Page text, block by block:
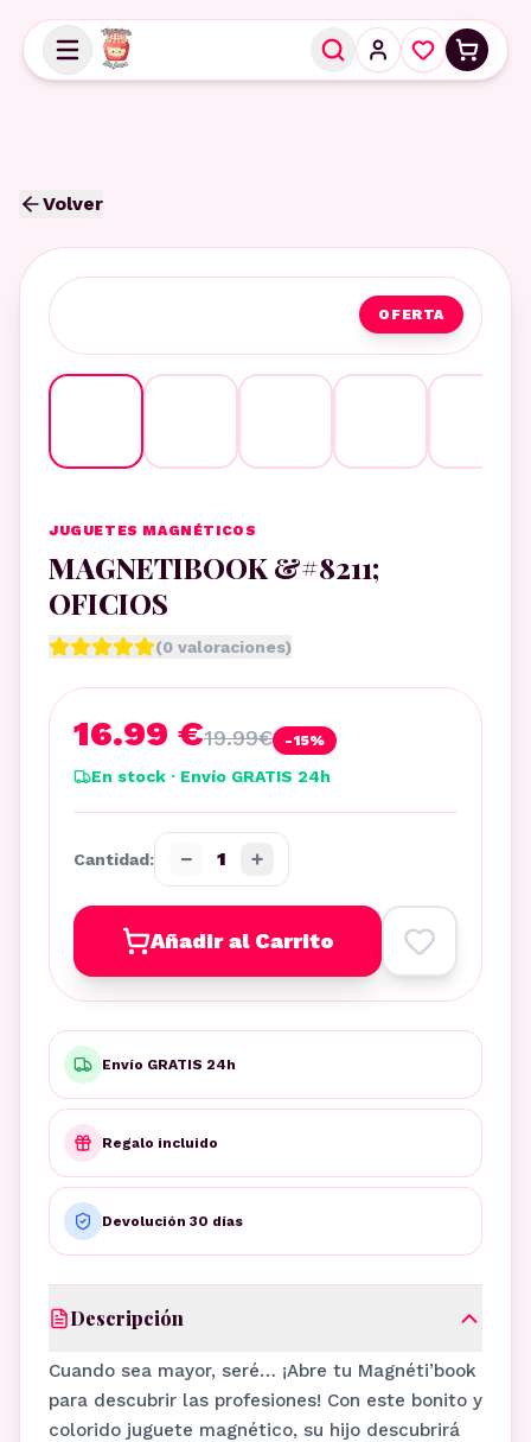
Volver
OFERTA
JUGUETES MAGNÉTICOS
MAGNETIBOOK &#8211;
OFICIOS
(0 valoraciones)
16.99 €19.99€ -15%
En stock · Envío GRATIS 24h
Cantidad: − 1 +
Añadir al Carrito
Envío GRATIS 24h
Regalo incluido
Devolución 30 días
Descripción
Cuando sea mayor, seré… ¡Abre tu Magnéti’book
para descubrir las profesiones! Con este bonito y
colorido juguete magnético, su hijo descubrirá